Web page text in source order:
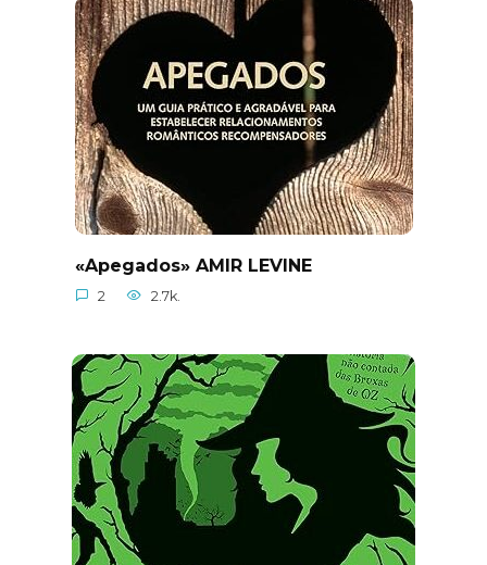
«Apegados» AMIR LEVINE
2 2.7k.